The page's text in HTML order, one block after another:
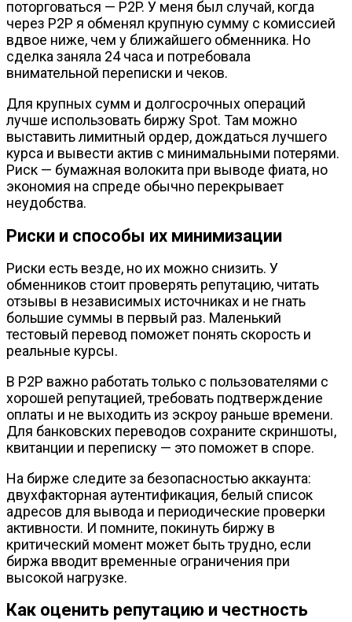
поторговаться — P2P. У меня был случай, когда
через P2P я обменял крупную сумму с комиссией
вдвое ниже, чем у ближайшего обменника. Но
сделка заняла 24 часа и потребовала
внимательной переписки и чеков.
Для крупных сумм и долгосрочных операций
лучше использовать биржу Spot. Там можно
выставить лимитный ордер, дождаться лучшего
курса и вывести актив с минимальными потерями.
Риск — бумажная волокита при выводе фиата, но
экономия на спреде обычно перекрывает
неудобства.
Риски и способы их минимизации
Риски есть везде, но их можно снизить. У
обменников стоит проверять репутацию, читать
отзывы в независимых источниках и не гнать
большие суммы в первый раз. Маленький
тестовый перевод поможет понять скорость и
реальные курсы.
В P2P важно работать только с пользователями с
хорошей репутацией, требовать подтверждение
оплаты и не выходить из эскроу раньше времени.
Для банковских переводов сохраните скриншоты,
квитанции и переписку — это поможет в споре.
На бирже следите за безопасностью аккаунта:
двухфакторная аутентификация, белый список
адресов для вывода и периодические проверки
активности. И помните, покинуть биржу в
критический момент может быть трудно, если
биржа вводит временные ограничения при
высокой нагрузке.
Как оценить репутацию и честность